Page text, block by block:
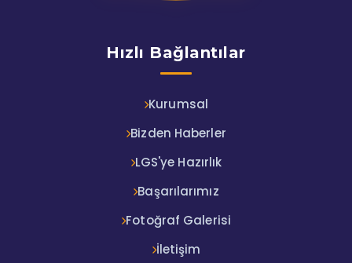
Hızlı Bağlantılar
Kurumsal
Bizden Haberler
LGS'ye Hazırlık
Başarılarımız
Fotoğraf Galerisi
İletişim